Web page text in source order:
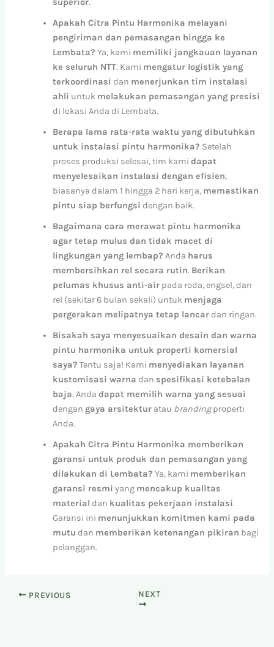
Apakah Citra Pintu Harmonika melayani
pengiriman dan pemasangan hingga ke
Lembata? Ya, kami memiliki jangkauan layanan
ke seluruh NTT. Kami mengatur logistik yang
terkoordinasi dan menerjunkan tim instalasi
ahli untuk melakukan pemasangan yang presisi
di lokasi Anda di Lembata.
Berapa lama rata-rata waktu yang dibutuhkan
untuk instalasi pintu harmonika? Setelah
proses produksi selesai, tim kamidapat
menyelesaikan instalasi dengan efisien,
biasanya dalam 1 hingga 2 hari kerja, memastikan
pintu siap berfungsi dengan baik.
Bagaimana cara merawat pintu harmonika
agar tetap mulus dan tidak macet di
lingkungan yang lembap? Anda harus
membersihkan rel secara rutin. Berikan
pelumas khusus anti-air pada roda, engsel, dan
rel (sekitar 6 bulan sekali) untuk menjaga
pergerakan melipatnya tetap lancar dan ringan.
Bisakah saya menyesuaikan desain dan warna
pintu harmonika untuk properti komersial
saya? Tentu saja! Kami menyediakan layanan
kustomisasi warna dan spesifikasi ketebalan
baja. Andadapat memilih warna yang sesuai
dengan gaya arsitektur atau brandingproperti
Anda.
Apakah Citra Pintu Harmonika memberikan
garansi untuk produk dan pemasangan yang
dilakukan di Lembata? Ya, kami memberikan
garansi resmi yang mencakup kualitas
material dan kualitas pekerjaan instalasi.
Garansi ini menunjukkan komitmen kami pada
mutu dan memberikan ketenangan pikiran bagi
pelanggan.
PREVIOUS NEXT